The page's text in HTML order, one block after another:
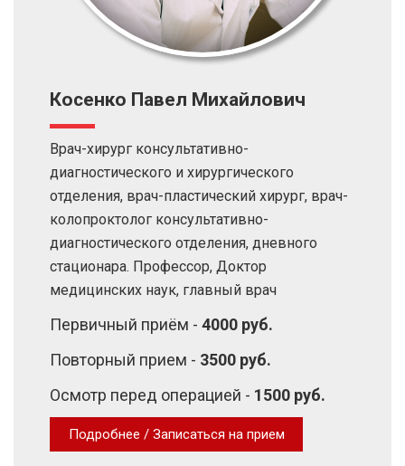
Косенко Павел Михайлович
Врач-хирург консультативно-
диагностического и хирургического
отделения, врач-пластический хирург, врач-
колопроктолог консультативно-
диагностического отделения, дневного
стационара. Профессор, Доктор
медицинских наук, главный врач
Первичный приём - 4000 руб.
Повторный прием - 3500 руб.
Осмотр перед операцией - 1500 руб.
Подробнее / Записаться на прием